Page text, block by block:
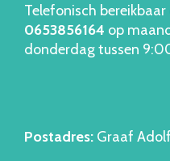
Telefonisch
0653856164 op
donderdag tussen
Postadres: Graaf